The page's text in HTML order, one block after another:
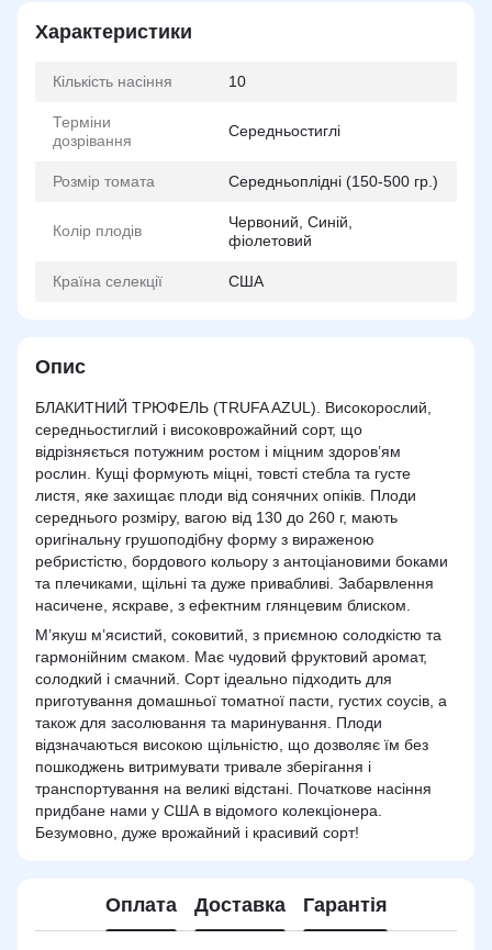
Характеристики
Кількість насіння 10
Терміни
дозрівання
Середньостиглі
Розмір томата Середньоплідні (150-500 гр.)
Колір плодів
Червоний, Синій,
фіолетовий
Країна селекції США
Опис
БЛАКИТНИЙ ТРЮФЕЛЬ (TRUFA AZUL). Високорослий,
середньостиглий і високоврожайний сорт, що
відрізняється потужним ростом і міцним здоров’ям
рослин. Кущі формують міцні, товсті стебла та густе
листя, яке захищає плоди від сонячних опіків. Плоди
середнього розміру, вагою від 130 до 260 г, мають
оригінальну грушоподібну форму з вираженою
ребристістю, бордового кольору з антоціановими боками
та плечиками, щільні та дуже привабливі. Забарвлення
насичене, яскраве, з ефектним глянцевим блиском.
М’якуш м’ясистий, соковитий, з приємною солодкістю та
гармонійним смаком. Має чудовий фруктовий аромат,
солодкий і смачний. Сорт ідеально підходить для
приготування домашньої томатної пасти, густих соусів, а
також для засолювання та маринування. Плоди
відзначаються високою щільністю, що дозволяє їм без
пошкоджень витримувати тривале зберігання і
транспортування на великі відстані. Початкове насіння
придбане нами у США в відомого колекціонера.
Безумовно, дуже врожайний і красивий сорт!
Оплата Доставка Гарантія